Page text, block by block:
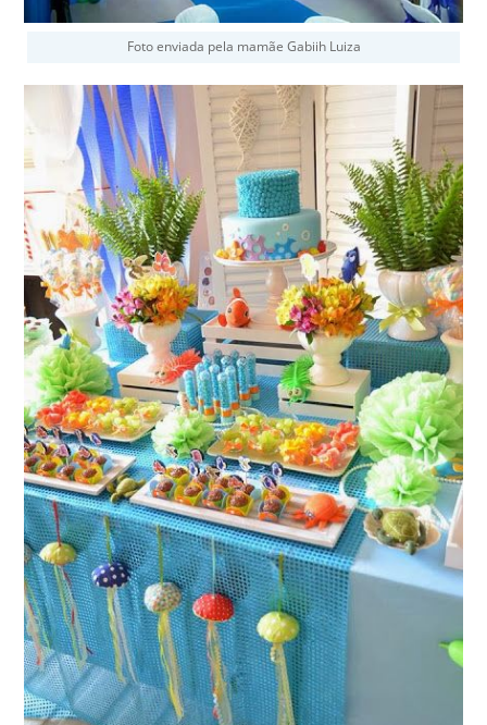
Foto enviada pela mamãe Gabiih Luiza